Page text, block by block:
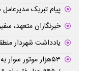
پیام تبریک
خبرنگاران متعهد،
یادداشت شهردار
۵۳هزار موتور